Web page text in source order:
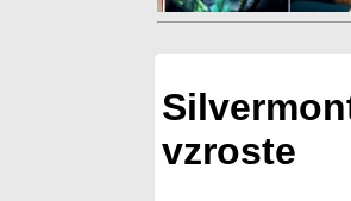
vzroste